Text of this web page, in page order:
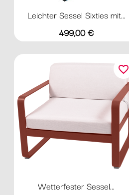
Leichter Sessel Sixties mit...
Preis
499,00 €
Wetterfester Sessel...
favorite_border